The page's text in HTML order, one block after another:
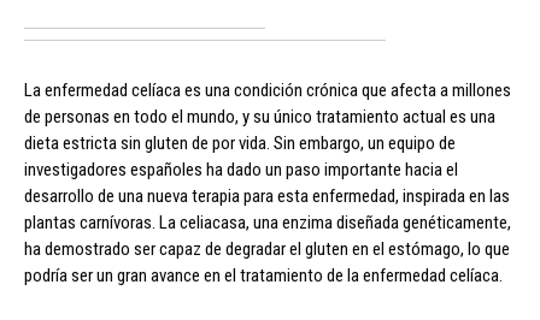
La enfermedad celíaca es una condición crónica que afecta a millones
de personas en todo el mundo, y su único tratamiento actual es una
dieta estricta sin gluten de por vida. Sin embargo, un equipo de
investigadores españoles ha dado un paso importante hacia el
desarrollo de una nueva terapia para esta enfermedad, inspirada en las
plantas carnívoras. La celiacasa, una enzima diseñada genéticamente,
ha demostrado ser capaz de degradar el gluten en el estómago, lo que
podría ser un gran avance en el tratamiento de la enfermedad celíaca.